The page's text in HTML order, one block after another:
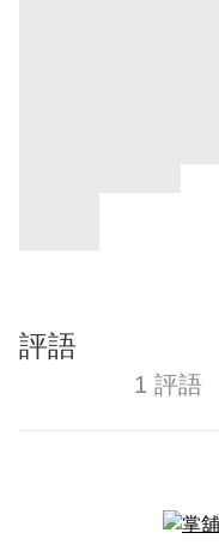
評語
1 評語